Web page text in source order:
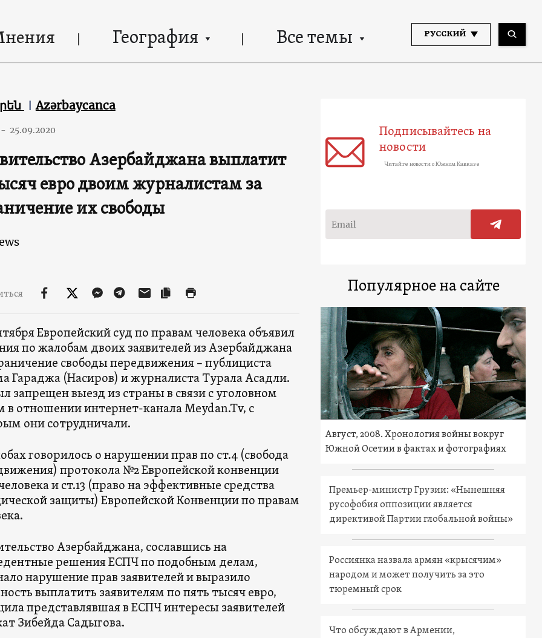
География Все темы РУССКИЙ
Azərbaycanca
- 25.09.2020
Азербайджана выплатит
евро двоим журналистам за
их свободы
Европейский суд по правам человека объявил
по жалобам двоих заявителей из Азербайджана
свободы передвижения – публициста
Гараджа (Насиров) и журналиста Турала Асадли.
запрещен выезд из страны в связи с уголовном
в отношении интернет-канала Meydan.Tv, с
они сотрудничали.
говорилось о нарушении прав по ст.4 (свобода
протокола №2 Европейской конвенции
и ст.13 (право на эффективные средства
защиты) Европейской Конвенции по правам
Азербайджана, сославшись на
решения ЕСПЧ по подобным делам,
нарушение прав заявителей и выразило
выплатить заявителям по пять тысяч евро,
представлявшая в ЕСПЧ интересы заявителей
Зибейда Садыгова.
Подписывайтесь на
новости
Читайте новости о Южном Кавказе
Популярное на сайте
Август, 2008. Хронология войны вокруг
Южной Осетии в фактах и фотографиях
Премьер-министр Грузии: «Нынешняя
русофобия оппозиции является
директивой Партии глобальной войны»
Россиянка назвала армян «крысячим»
народом и может получить за это
тюремный срок
Что обсуждают в Армении,